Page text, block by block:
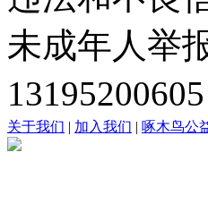
未成年人举
关于我们 | 加入我们 | 啄木鸟公